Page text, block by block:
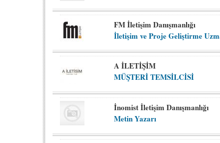
FM İletişim Danışmanlığı
İletişim ve Proje Geliştirme
A İLETİŞİM
MÜŞTERİ TEMSİLCİSİ
İnomist İletişim Danışmanlığı
Metin Yazarı